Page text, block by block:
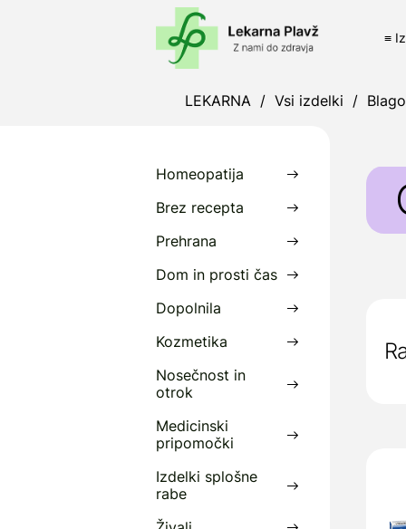
≡
LEKARNA / Vsi izdelki /
Homeopatija
Brez recepta
Prehrana
Dom in prosti čas
Dopolnila
Kozmetika
Nosečnost in
otrok
Medicinski
pripomočki
Izdelki splošne
rabe